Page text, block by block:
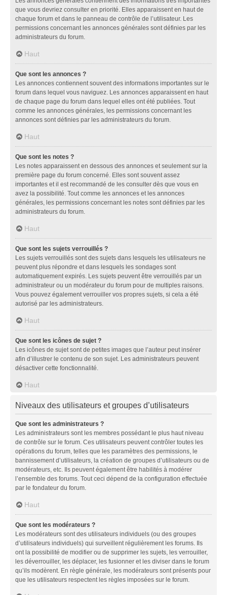
que vous devriez consulter en priorité. Elles apparaissent en haut de
chaque forum et dans le panneau de contrôle de l’utilisateur. Les
permissions concernant les annonces générales sont définies par les
administrateurs du forum.
Haut
Que sont les annonces ?
Les annonces contiennent souvent des informations importantes sur le
forum dans lequel vous naviguez. Les annonces apparaissent en haut
de chaque page du forum dans lequel elles ont été publiées. Tout
comme les annonces générales, les permissions concernant les
annonces sont définies par les administrateurs du forum.
Haut
Que sont les notes ?
Les notes apparaissent en dessous des annonces et seulement sur la
première page du forum concerné. Elles sont souvent assez
importantes et il est recommandé de les consulter dès que vous en
avez la possibilité. Tout comme les annonces et les annonces
générales, les permissions concernant les notes sont définies par les
administrateurs du forum.
Haut
Que sont les sujets verrouillés ?
Les sujets verrouillés sont des sujets dans lesquels les utilisateurs ne
peuvent plus répondre et dans lesquels les sondages sont
automatiquement expirés. Les sujets peuvent être verrouillés par un
administrateur ou un modérateur du forum pour de multiples raisons.
Vous pouvez également verrouiller vos propres sujets, si cela a été
autorisé par les administrateurs.
Haut
Que sont les icônes de sujet ?
Les icônes de sujet sont de petites images que l’auteur peut insérer
afin d’illustrer le contenu de son sujet. Les administrateurs peuvent
désactiver cette fonctionnalité.
Haut
Niveaux des utilisateurs et groupes d’utilisateurs
Que sont les administrateurs ?
Les administrateurs sont les membres possédant le plus haut niveau
de contrôle sur le forum. Ces utilisateurs peuvent contrôler toutes les
opérations du forum, telles que les paramètres des permissions, le
bannissement d’utilisateurs, la création de groupes d’utilisateurs ou de
modérateurs, etc. Ils peuvent également être habilités à modérer
l’ensemble des forums. Tout ceci dépend de la configuration effectuée
par le fondateur du forum.
Haut
Que sont les modérateurs ?
Les modérateurs sont des utilisateurs individuels (ou des groupes
d’utilisateurs individuels) qui surveillent régulièrement les forums. Ils
ont la possibilité de modifier ou de supprimer les sujets, les verrouiller,
les déverrouiller, les déplacer, les fusionner et les diviser dans le forum
qu’ils modèrent. En règle générale, les modérateurs sont présents pour
que les utilisateurs respectent les règles imposées sur le forum.